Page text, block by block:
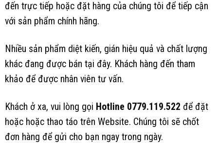
đến trực tiếp hoặc đặt hàng của chúng tôi để tiếp cận
với sản phẩm chính hãng.
Nhiều sản phẩm diệt kiến, gián hiệu quả và chất lượng
khác đang được bán tại đây. Khách hàng đến tham
khảo để được nhân viên tư vấn.
Khách ở xa, vui lòng gọi Hotline 0779.119.522 để đặt
hoặc hoặc thao táo trên Website. Chúng tôi sẽ chốt
đơn hàng để gửi cho bạn ngay trong ngày.